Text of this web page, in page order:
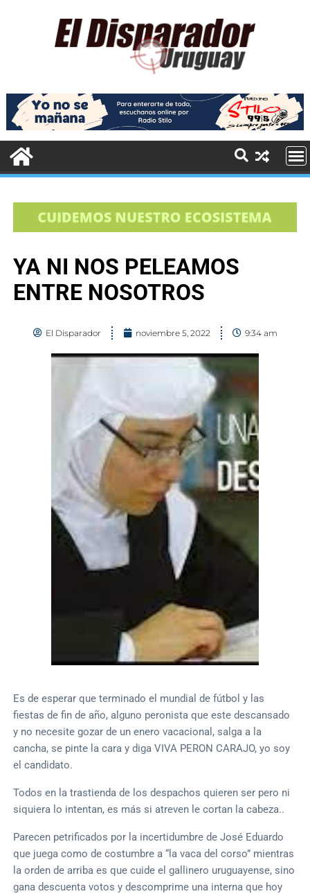
YA NI NOS PELEAMOS
ENTRE NOSOTROS
El Disparador noviembre 5, 2022 9:34 am
Es de esperar que terminado el mundial de fútbol y las
fiestas de fin de año, alguno peronista que este descansado
y no necesite gozar de un enero vacacional, salga a la
cancha, se pinte la cara y diga VIVA PERON CARAJO, yo soy
el candidato.
Todos en la trastienda de los despachos quieren ser pero ni
siquiera lo intentan, es más si atreven le cortan la cabeza..
Parecen petrificados por la incertidumbre de José Eduardo
que juega como de costumbre a “la vaca del corso” mientras
la orden de arriba es que cuide el gallinero uruguayense, sino
gana descuenta votos y descomprime una interna que hoy